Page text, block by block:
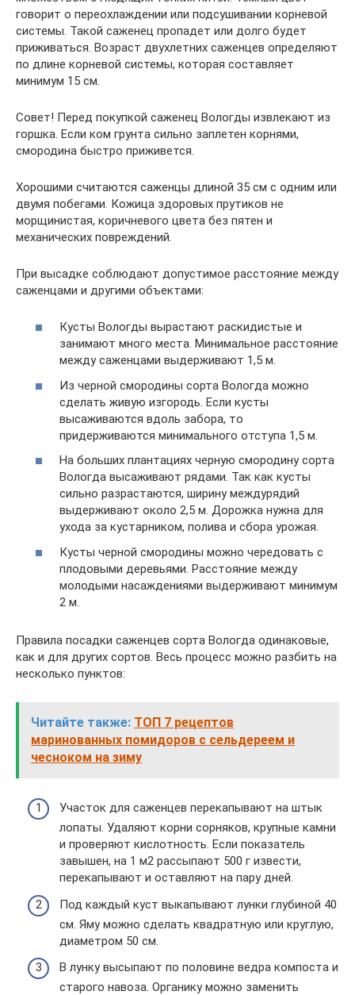
говорит о переохлаждении или подсушивании корневой
системы. Такой саженец пропадет или долго будет
приживаться. Возраст двухлетних саженцев определяют
по длине корневой системы, которая составляет
минимум 15 см.
Совет! Перед покупкой саженец Вологды извлекают из
горшка. Если ком грунта сильно заплетен корнями,
смородина быстро приживется.
Хорошими считаются саженцы длиной 35 см с одним или
двумя побегами. Кожица здоровых прутиков не
морщинистая, коричневого цвета без пятен и
механических повреждений.
При высадке соблюдают допустимое расстояние между
саженцами и другими объектами:
Кусты Вологды вырастают раскидистые и
занимают много места. Минимальное расстояние
между саженцами выдерживают 1,5 м.
Из черной смородины сорта Вологда можно
сделать живую изгородь. Если кусты
высаживаются вдоль забора, то
придерживаются минимального отступа 1,5 м.
На больших плантациях черную смородину сорта
Вологда высаживают рядами. Так как кусты
сильно разрастаются, ширину междурядий
выдерживают около 2,5 м. Дорожка нужна для
ухода за кустарником, полива и сбора урожая.
Кусты черной смородины можно чередовать с
плодовыми деревьями. Расстояние между
молодыми насаждениями выдерживают минимум
2 м.
Правила посадки саженцев сорта Вологда одинаковые,
как и для других сортов. Весь процесс можно разбить на
несколько пунктов:
Читайте также: ТОП 7 рецептов
маринованных помидоров с сельдереем и
чесноком на зиму
Участок для саженцев перекапывают на штык
лопаты. Удаляют корни сорняков, крупные камни
и проверяют кислотность. Если показатель
завышен, на 1 м2 рассыпают 500 г извести,
перекапывают и оставляют на пару дней.
Под каждый куст выкапывают лунки глубиной 40
см. Яму можно сделать квадратную или круглую,
диаметром 50 см.
В лунку высыпают по половине ведра компоста и
старого навоза. Органику можно заменить